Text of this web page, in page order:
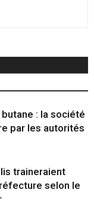
: la société
par les autorités
traineraient
selon le